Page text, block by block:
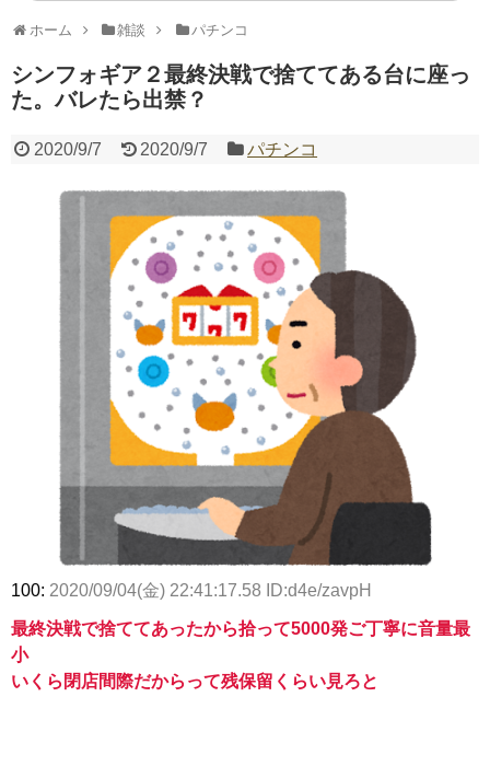
いヤバいか教えて？...
ホーム 雑談 パチンコ
シンフォギア２最終決戦で捨ててある台に座っ
た。バレたら出禁？
2020/9/7 2020/9/7 パチンコ
100: 2020/09/04(金) 22:41:17.58 ID:d4e/zavpH
最終決戦で捨ててあったから拾って5000発ご丁寧に音量最
小
いくら閉店間際だからって残保留くらい見ろと